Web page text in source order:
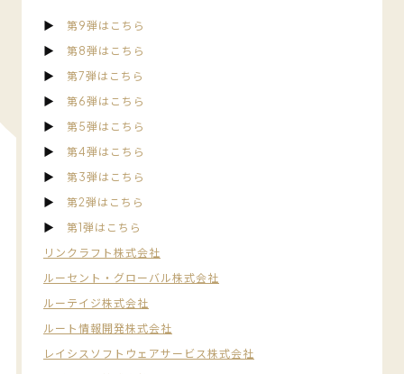
▶︎ 第9弾はこちら
▶︎ 第8弾はこちら
▶︎ 第7弾はこちら
▶︎ 第6弾はこちら
▶︎ 第5弾はこちら
▶︎ 第4弾はこちら
▶︎ 第3弾はこちら
▶︎ 第2弾はこちら
▶︎ 第1弾はこちら
リンクラフト株式会社
ルーセント・グローバル株式会社
ルーテイジ株式会社
ルート情報開発株式会社
レイシスソフトウェアサービス株式会社